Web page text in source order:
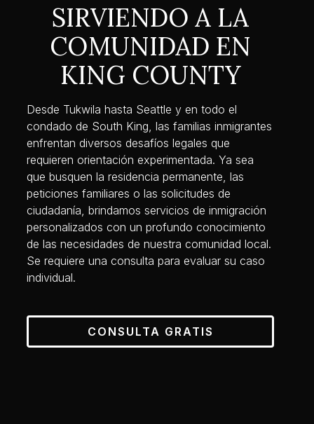
SIRVIENDO A LA
COMUNIDAD EN
KING COUNTY
Desde Tukwila hasta Seattle y en todo el
condado de South King, las familias inmigrantes
enfrentan diversos desafíos legales que
requieren orientación experimentada. Ya sea
que busquen la residencia permanente, las
peticiones familiares o las solicitudes de
ciudadanía, brindamos servicios de inmigración
personalizados con un profundo conocimiento
de las necesidades de nuestra comunidad local.
Se requiere una consulta para evaluar su caso
individual.
CONSULTA GRATIS